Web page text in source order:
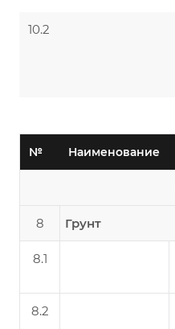
10.2
№ Наименование
8 Грунт
8.1
8.2